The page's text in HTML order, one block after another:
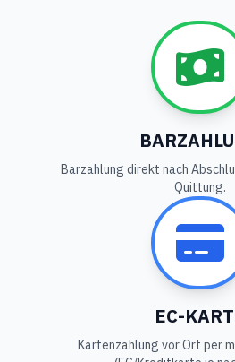
Barzahlung direkt nach
Quittung.
EC-
Kartenzahlung vor Ort per